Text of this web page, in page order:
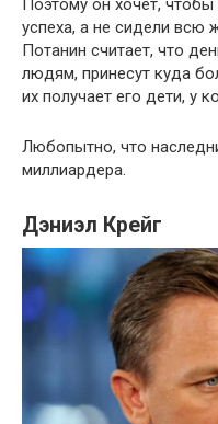
Поэтому он хочет,
успеха, а не сидели всю
Потанин считает, что
людям, принесут куда
их получает его дети, у
Любопытно, что
миллиардера.
Дэниэл Крейг